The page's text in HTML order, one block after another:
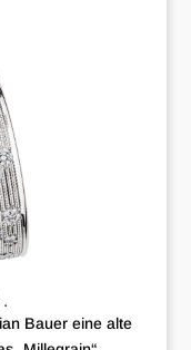
Bauer eine alte